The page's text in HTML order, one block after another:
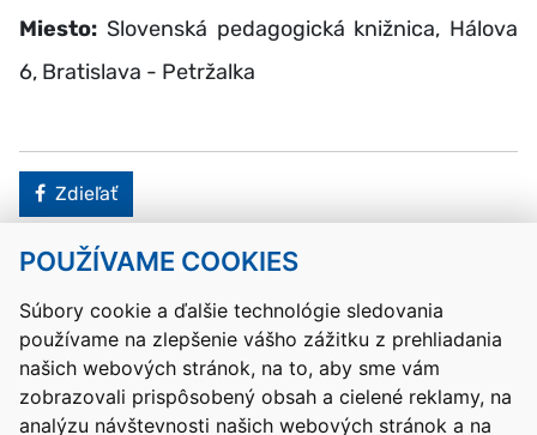
POUŽÍVAME COOKIES
Súbory cookie a ďalšie technológie sledovania
používame na zlepšenie vášho zážitku z prehliadania
našich webových stránok, na to, aby sme vám
zobrazovali prispôsobený obsah a cielené reklamy, na
analýzu návštevnosti našich webových stránok a na
Miesto: Slovenská pedagogická knižnica, Hálova
6, Bratislava - Petržalka
Facebook
Zdieľať
Kontakty Mapa stránky RSS
Vyhlásenie o prístupnosti
Nastavenia cookies
Prevádzkovateľom služby je Ministerstvo školstva, výskumu,